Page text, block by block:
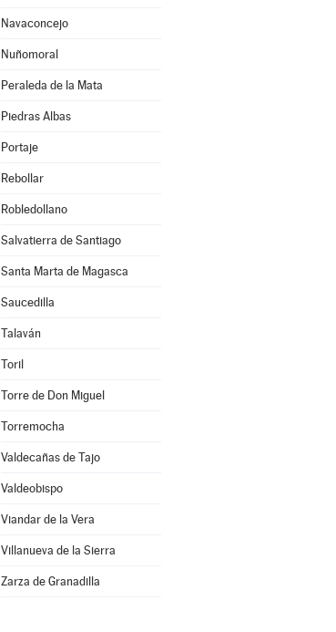
Navaconcejo
Nuñomoral
Peraleda de la Mata
Piedras Albas
Portaje
Rebollar
Robledollano
Salvatierra de Santiago
Santa Marta de Magasca
Saucedilla
Talaván
Toril
Torre de Don Miguel
Torremocha
Valdecañas de Tajo
Valdeobispo
Viandar de la Vera
Villanueva de la Sierra
Zarza de Granadilla